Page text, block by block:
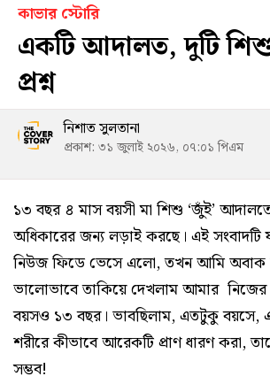
কাভার স্টোরি
একটি আদালত, দুটি
প্রশ্ন
নিশাত সুলতানা
প্রকাশ: ৩১ জুলাই ২০২৬, ০৭:০১ পিএম
১৩ বছর ৪ মাস বয়সী মা শিশু ‘জুঁই’ আদালতে
অধিকারের জন্য লড়াই করছে। এই
নিউজ ফিডে ভেসে এলো, তখন আমি অবাক
ভালোভাবে তাকিয়ে দেখলাম আমার নিজের
বয়সও ১৩ বছর। ভাবছিলাম, এতটুকু বয়সে,
শরীরে কীভাবে আরেকটি প্রাণ ধারণ করা,
সম্ভব!